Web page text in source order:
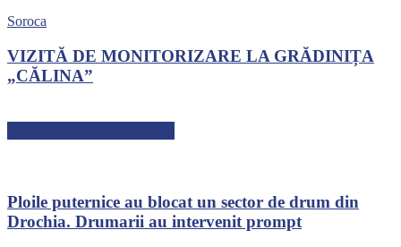
Soroca
VIZITĂ DE MONITORIZARE LA GRĂDINIȚA
„CĂLINA”
Ploile puternice au blocat un sector de drum din
Drochia. Drumarii au intervenit prompt